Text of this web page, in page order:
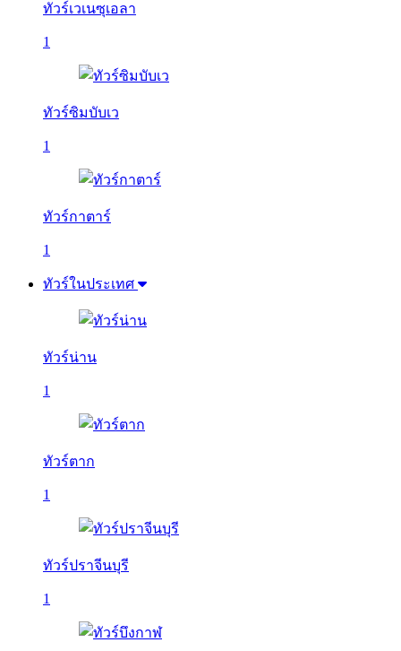
ทัวร์เวเนซุเอลา
1
ทัวร์ซิมบับเว
1
ทัวร์กาตาร์
1
ทัวร์ในประเทศ
ทัวร์น่าน
1
ทัวร์ตาก
1
ทัวร์ปราจีนบุรี
1